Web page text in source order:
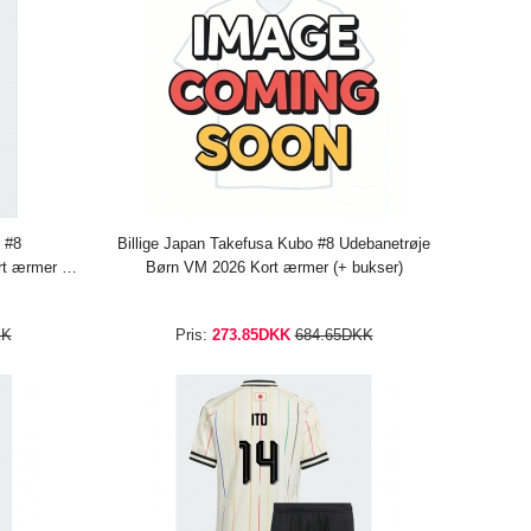
#8
ærmer (+
Billige Japan Takefusa Kubo #8 Udebanetrøje
Børn VM 2026 Kort ærmer (+ bukser)
Pris: 273.85DKK 684.65DKK